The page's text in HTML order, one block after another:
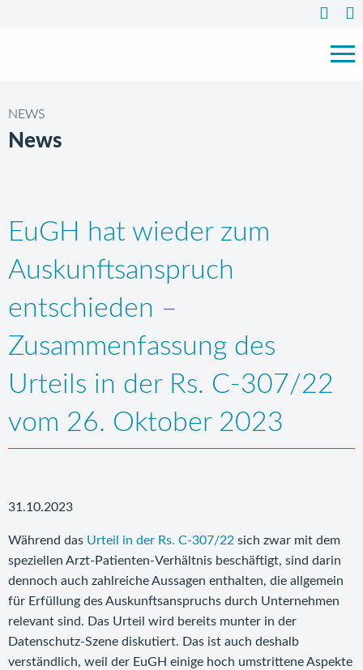
NEWS
News
EuGH hat wieder zum
Auskunftsanspruch
entschieden –
Zusammenfassung des
Urteils in der Rs. C-307/22
vom 26. Oktober 2023
31.10.2023
Während das Urteil in der Rs. C‑307/22 sich zwar mit dem
speziellen Arzt-Patienten-Verhältnis beschäftigt, sind darin
dennoch auch zahlreiche Aussagen enthalten, die allgemein
für Erfüllung des Auskunftsanspruchs durch Unternehmen
relevant sind. Das Urteil wird bereits munter in der
Datenschutz-Szene diskutiert. Das ist auch deshalb
verständlich, weil der EuGH einige hoch umstrittene Aspekte